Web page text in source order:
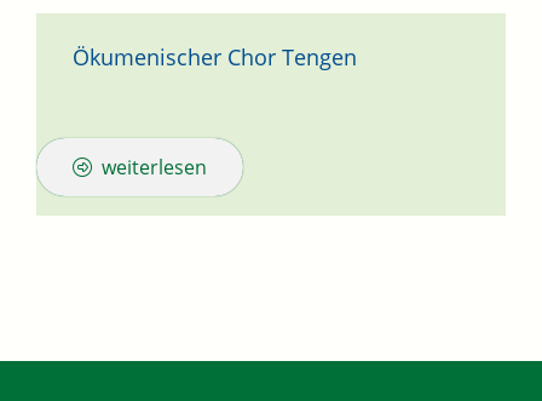
Ökumenischer Chor Tengen
weiterlesen